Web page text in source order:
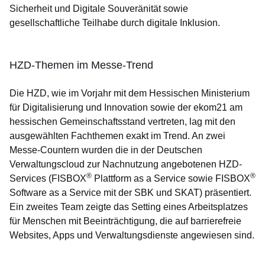
Sicherheit und Digitale Souveränität sowie
gesellschaftliche Teilhabe durch digitale Inklusion.
HZD-Themen im Messe-Trend
Die HZD, wie im Vorjahr mit dem Hessischen Ministerium
für Digitalisierung und Innovation sowie der ekom21 am
hessischen Gemeinschaftsstand vertreten, lag mit den
ausgewählten Fachthemen exakt im Trend. An zwei
Messe-Countern wurden die in der Deutschen
Verwaltungscloud zur Nachnutzung angebotenen HZD-
Services (FISBOX® Plattform as a Service sowie FISBOX®
Software as a Service mit der SBK und SKAT) präsentiert.
Ein zweites Team zeigte das Setting eines Arbeitsplatzes
für Menschen mit Beeinträchtigung, die auf barrierefreie
Websites, Apps und Verwaltungsdienste angewiesen sind.